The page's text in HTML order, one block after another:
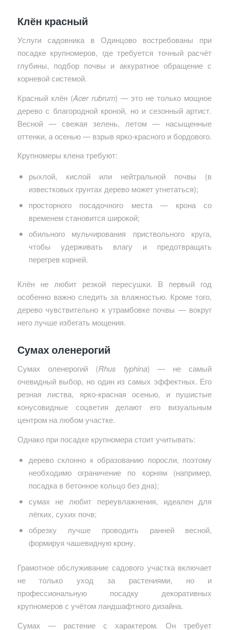
Клён красный
Услуги садовника в Одинцово востребованы при
посадке крупномеров, где требуется точный расчёт
глубины, подбор почвы и аккуратное обращение с
корневой системой.
Красный клён (Acer rubrum) — это не только мощное
дерево с благородной кроной, но и сезонный артист.
Весной — свежая зелень, летом — насыщенные
оттенки, а осенью — взрыв ярко-красного и бордового.
Крупномеры клена требуют:
рыхлой, кислой или нейтральной почвы (в
известковых грунтах дерево может угнетаться);
просторного посадочного места — крона со
временем становится широкой;
обильного мульчирования приствольного круга,
чтобы удерживать влагу и предотвращать
перегрев корней.
Клён не любит резкой пересушки. В первый год
особенно важно следить за влажностью. Кроме того,
дерево чувствительно к утрамбовке почвы — вокруг
него лучше избегать мощения.
Сумах оленерогий
Сумах оленерогий (Rhus typhina) — не самый
очевидный выбор, но один из самых эффектных. Его
резная листва, ярко-красная осенью, и пушистые
конусовидные соцветия делают его визуальным
центром на любом участке.
Однако при посадке крупномера стоит учитывать:
дерево склонно к образованию поросли, поэтому
необходимо ограничение по корням (например,
посадка в бетонное кольцо без дна);
сумах не любит переувлажнения, идеален для
лёгких, сухих почв;
обрезку лучше проводить ранней весной,
формируя чашевидную крону.
Грамотное обслуживание садового участка включает
не только уход за растениями, но и
профессиональную посадку декоративных
крупномеров с учётом ландшафтного дизайна.
Сумах — растение с характером. Он требует